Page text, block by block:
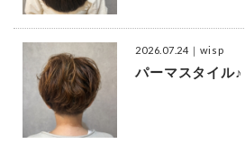
2026.07.24 ｜wisp
パーマスタイル♪